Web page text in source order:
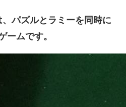
、パズルとラミーを同時に
ームです。